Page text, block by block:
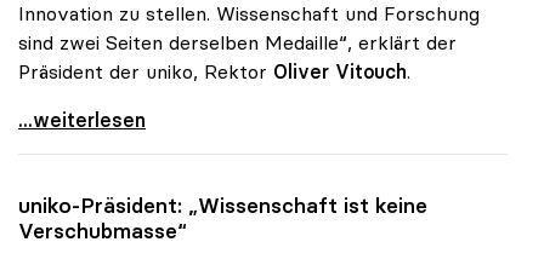
Innovation zu stellen. Wissenschaft und Forschung
sind zwei Seiten derselben Medaille“, erklärt der
Präsident der uniko, Rektor Oliver Vitouch.
Vitouch: „Universitäten stehen für Wissenschaft
...weiterlesen
uniko-Präsident: „Wissenschaft ist keine
Verschubmasse“